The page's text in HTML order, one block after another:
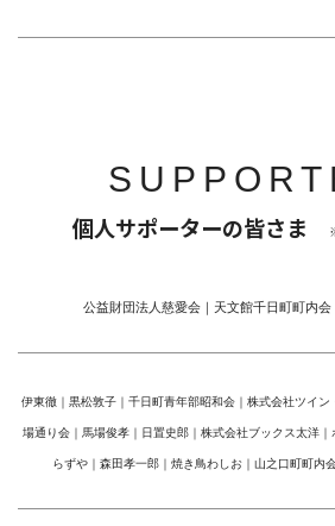
個人サポーターの皆さま
公益財団法人慈愛会｜天文館千日町町内
伊東徹｜黒松敦子｜千日町青年部昭和会｜株式会社ツイ
場通り会｜馬場俊孝｜日置史郎｜株式会社ブックス太洋
らずや｜森田孝一郎｜焼き鳥わしお｜山之口町町内